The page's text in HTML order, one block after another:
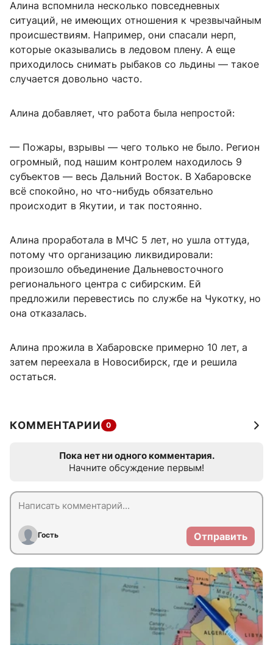
Алина вспомнила несколько повседневных
ситуаций, не имеющих отношения к чрезвычайным
происшествиям. Например, они спасали нерп,
которые оказывались в ледовом плену. А еще
приходилось снимать рыбаков со льдины — такое
случается довольно часто.
Алина добавляет, что работа была непростой:
— Пожары, взрывы — чего только не было. Регион
огромный, под нашим контролем находилось 9
субъектов — весь Дальний Восток. В Хабаровске
всё спокойно, но что-нибудь обязательно
происходит в Якутии, и так постоянно.
Алина проработала в МЧС 5 лет, но ушла оттуда,
потому что организацию ликвидировали:
произошло объединение Дальневосточного
регионального центра с сибирским. Ей
предложили перевестись по службе на Чукотку, но
она отказалась.
Алина прожила в Хабаровске примерно 10 лет, а
затем переехала в Новосибирск, где и решила
остаться.
КОММЕНТАРИИ 0
Пока нет ни одного комментария.
Начните обсуждение первым!
Гость Отправить